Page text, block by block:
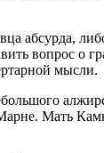
абсурда,
вопрос о
мысли.
Мать